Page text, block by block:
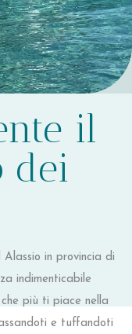
il
dei
in provincia di
indimenticabile
più ti piace nella
e tuffandoti